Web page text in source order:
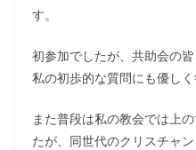
す。
初参加でしたが、共助会の
私の初歩的な質問にも優し
また普段は私の教会では上
たが、同世代のクリスチャ